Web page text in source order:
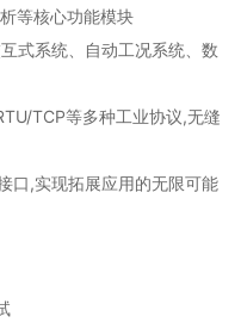
等核心功能模块
式系统、自动工况系统、数
TCP等多种工业协议,无缝
口,实现拓展应用的无限可能